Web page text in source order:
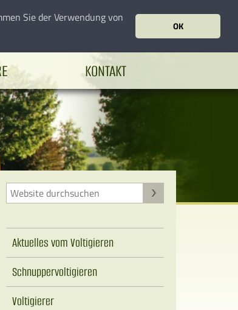
Sie der Verwendung von
OK
KONTAKT
Aktuelles vom Voltigieren
Schnuppervoltigieren
Voltigierer